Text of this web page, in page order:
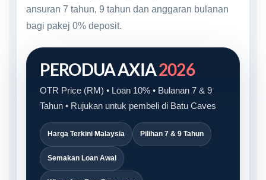
ansuran 7 tahun, 9 tahun dan anggaran bulanan
bagi pakej 0% deposit.
PERODUA AXIA2026
OTR Price (RM) • Loan 10% • Bulanan 7 & 9
Tahun • Rujukan untuk pembeli di Batu Caves
Harga Terkini Malaysia Pilihan 7 & 9 Tahun
Semakan Loan Awal